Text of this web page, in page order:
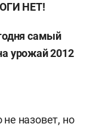
НЕТ!
самый
урожай 2012
назовет, но